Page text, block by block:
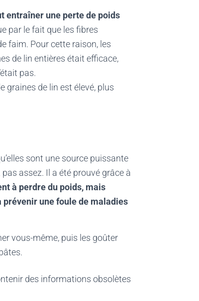
entraîner une perte de poids
par le fait que les fibres
faim. Pour cette raison, les
de lin entières était efficace,
pas.
graines de lin est élevé, plus
sont une source puissante
assez. Il a été prouvé grâce à
à perdre du poids, mais
une foule de maladies
vous-même, puis les goûter
des informations obsolètes